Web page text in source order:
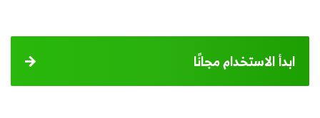
ابدأ الاستخدام مجانًا